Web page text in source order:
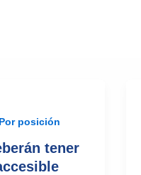
Por posición
tener